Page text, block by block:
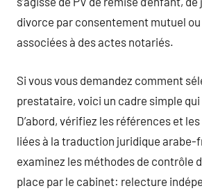
divorce par consentement mutuel
associées à des actes notariés.
Si vous vous demandez comment
prestataire, voici un cadre simple
D’abord, vérifiez les références et
liées à la traduction juridique arabe-
examinez les méthodes de contrôle
place par le cabinet: relecture